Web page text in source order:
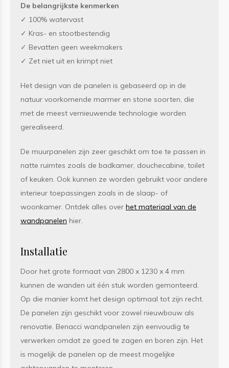
De belangrijkste kenmerken
✓ 100% watervast
✓ Kras- en stootbestendig
✓ Bevatten geen weekmakers
✓ Zet niet uit en krimpt niet
Het design van de panelen is gebaseerd op in de
natuur voorkomende marmer en stone soorten, die
met de meest vernieuwende technologie worden
gerealiseerd.
De muurpanelen zijn zeer geschikt om toe te passen in
natte ruimtes zoals de badkamer, douchecabine, toilet
of keuken. Ook kunnen ze worden gebruikt voor andere
interieur toepassingen zoals in de slaap- of
woonkamer. Ontdek alles over het materiaal van de
wandpanelen hier.
Installatie
Door het grote formaat van 2800 x 1230 x 4 mm
kunnen de wanden uit één stuk worden gemonteerd.
Op die manier komt het design optimaal tot zijn recht.
De panelen zijn geschikt voor zowel nieuwbouw als
renovatie. Benacci wandpanelen zijn eenvoudig te
verwerken omdat ze goed te zagen en boren zijn. Het
is mogelijk de panelen op de meest mogelijke